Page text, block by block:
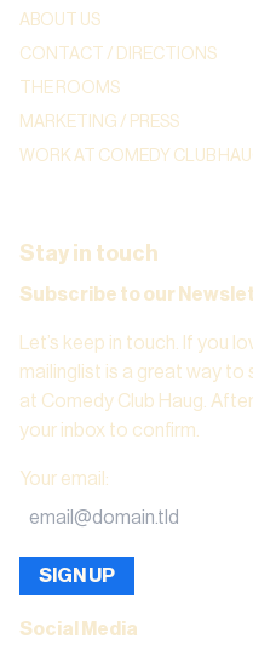
ABOUT US
CONTACT / DIRECTIONS
THE ROOMS
MARKETING / PRESS
WORK AT COMEDY CLUB
Stay in touch
Subscribe to our
Let’s keep in touch. If you
mailinglist is a great way to
at Comedy Club Haug.
your inbox to confirm.
Your email :
SIGN UP
Social Media